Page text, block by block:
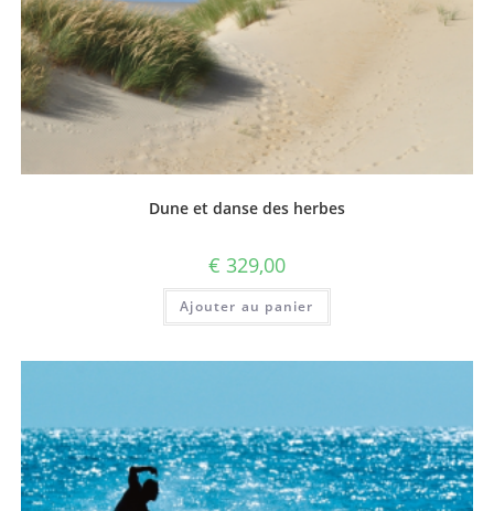
Dune et danse des herbes
€ 329,00
Ajouter au panier